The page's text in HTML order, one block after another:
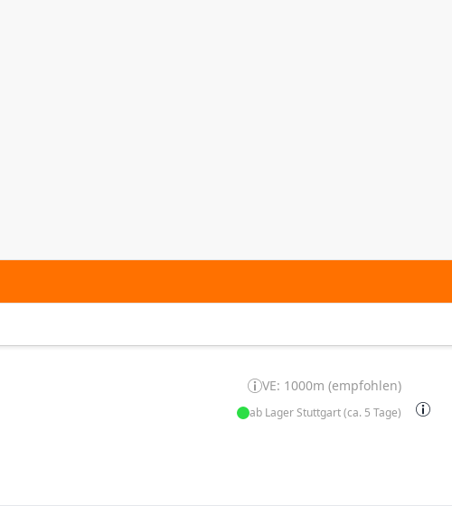
VE: 1000m (empfohlen)
ab Lager Stuttgart (ca. 5 Tage)